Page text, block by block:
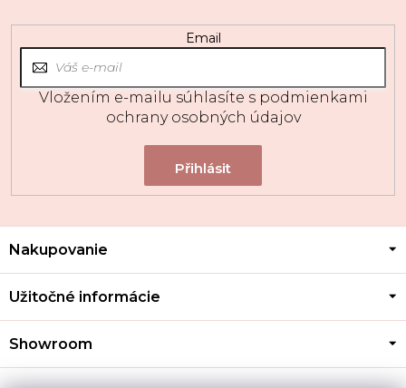
Email
Vložením e-mailu súhlasíte s podmienkami
ochrany osobných údajov
Z
p
t
Nakupovanie
Užitočné informácie
Showroom